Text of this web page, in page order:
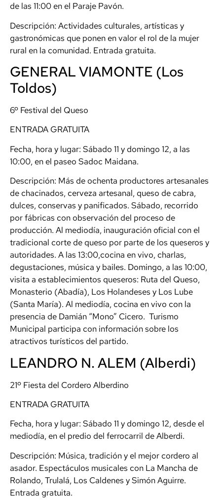
de las 11:00 en el Paraje Pavón.
Descripción: Actividades culturales, artísticas y
gastronómicas que ponen en valor el rol de la mujer
rural en la comunidad. Entrada gratuita.
GENERAL VIAMONTE (Los
Toldos)
6º Festival del Queso
ENTRADA GRATUITA
Fecha, hora y lugar: Sábado 11 y domingo 12, a las
10:00, en el paseo Sadoc Maidana.
Descripción: Más de ochenta productores artesanales
de chacinados, cerveza artesanal, queso de cabra,
dulces, conservas y panificados. Sábado, recorrido
por fábricas con observación del proceso de
producción. Al mediodía, inauguración oficial con el
tradicional corte de queso por parte de los queseros y
autoridades. A las 13:00,cocina en vivo, charlas,
degustaciones, música y bailes. Domingo, a las 10:00,
visita a establecimientos queseros: Ruta del Queso,
Monasterio (Abadía), Los Holandeses y Los Lube
(Santa María). Al mediodía, cocina en vivo con la
presencia de Damián “Mono” Cicero. Turismo
Municipal participa con información sobre los
atractivos turísticos del partido.
LEANDRO N. ALEM (Alberdi)
21º Fiesta del Cordero Alberdino
ENTRADA GRATUITA
Fecha, hora y lugar: Sábado 11 y domingo 12, desde el
mediodía, en el predio del ferrocarril de Alberdi.
Descripción: Música, tradición y el mejor cordero al
asador. Espectáculos musicales con La Mancha de
Rolando, Trulalá, Los Caldenes y Simón Aguirre.
Entrada gratuita.